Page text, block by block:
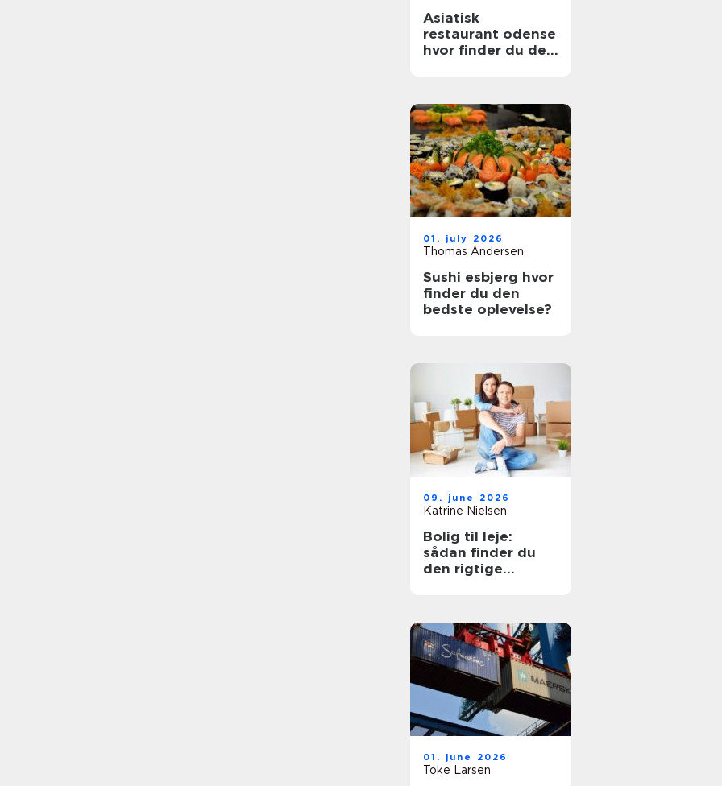
Asiatisk
restaurant odense
hvor finder du de
01. july 2026
Thomas Andersen
Sushi esbjerg hvor
finder du den
bedste oplevelse?
09. june 2026
Katrine Nielsen
Bolig til leje:
sådan finder du
den rigtige
01. june 2026
Toke Larsen